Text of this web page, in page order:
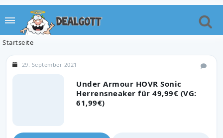
Startseite
Under Armour HOVR Sonic
Herrensneaker für 49,99€ (VG:
61,99€)
29. September 2021